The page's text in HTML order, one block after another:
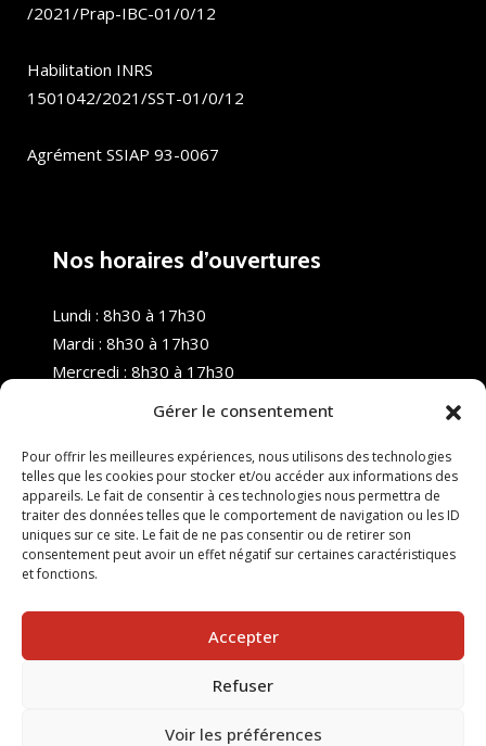
Gérer le consentement
Pour offrir les meilleures expériences, nous utilisons des technologies
telles que les cookies pour stocker et/ou accéder aux informations des
appareils. Le fait de consentir à ces technologies nous permettra de
traiter des données telles que le comportement de navigation ou les ID
uniques sur ce site. Le fait de ne pas consentir ou de retirer son
consentement peut avoir un effet négatif sur certaines caractéristiques
et fonctions.
Accepter
Refuser
Voir les préférences
/2021/Prap-IBC-01/0/12
Habilitation INRS
1501042/2021/SST-01/0/12
Agrément SSIAP 93-0067
Nos horaires d’ouvertures
Lundi : 8h30 à 17h30
Mardi : 8h30 à 17h30
Mercredi : 8h30 à 17h30
Samedi : Fermé
Dimanche : Fermé
© 2025 Nouvel R Formation - TOUS DROITS RÉSERVÉS -
SITE RÉALISÉ PAR :INGÉNIERIE TECH